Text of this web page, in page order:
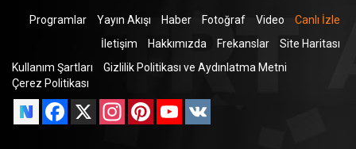
Programlar Yayın Akışı Haber Fotoğraf Video
Canlı İzle
İletişim
Hakkımızda Frekanslar
Site Haritası
Kullanım Şartları
Gizlilik Politikası ve Aydınlatma Metni
Çerez Politikası
Facebook
X InstagramPinterestYouTube